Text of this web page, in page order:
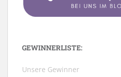
GEWINNERLISTE:
Unsere Gewinner